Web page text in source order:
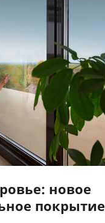
новое
покрытие